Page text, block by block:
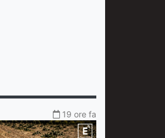
19 ore fa